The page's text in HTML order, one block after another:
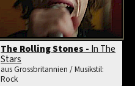
The Rolling Stones - In The
Stars
aus Grossbritannien / Musikstil:
Rock